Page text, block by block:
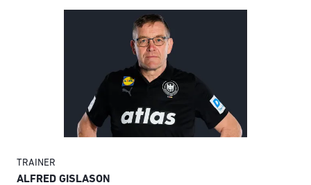
TRAINER
ALFRED GISLASON